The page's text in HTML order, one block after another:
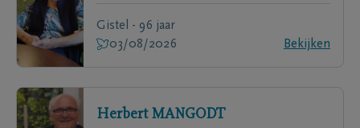
Gistel - 96 jaar
03/08/2026
Bekijken
Herbert MANGODT